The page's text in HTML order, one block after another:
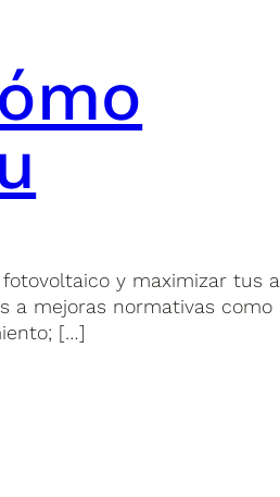
y maximizar tus
a mejoras normativas como
[…]